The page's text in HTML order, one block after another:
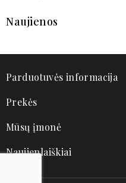
Naujienos
Parduotuvės informacija
Prekės
Mūsų įmonė
Naujienlaiškiai